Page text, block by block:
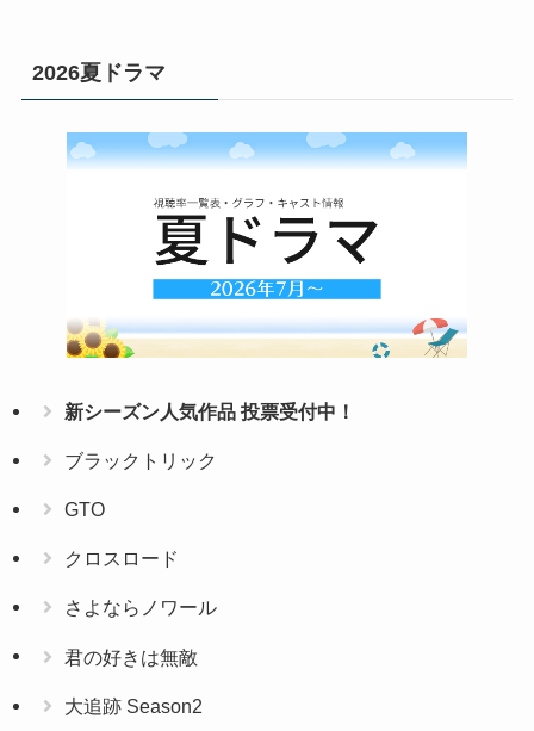
2026夏ドラマ
新シーズン人気作品 投票受付中！
ブラックトリック
GTO
クロスロード
さよならノワール
君の好きは無敵
大追跡 Season2